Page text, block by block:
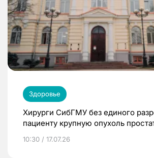
Здоровье
Хирурги СибГМУ без единого
пациенту крупную опухоль
10:30 / 17.07.26